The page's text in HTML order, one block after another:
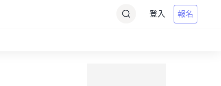
登入 報名